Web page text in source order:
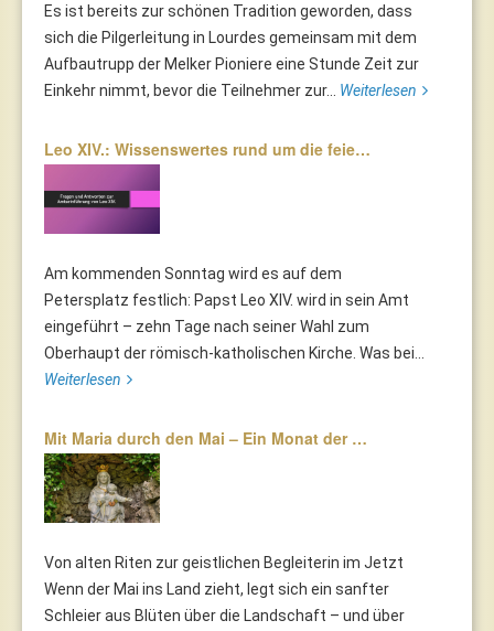
Es ist bereits zur schönen Tradition geworden, dass
sich die Pilgerleitung in Lourdes gemeinsam mit dem
Aufbautrupp der Melker Pioniere eine Stunde Zeit zur
Einkehr nimmt, bevor die Teilnehmer zur... Weiterlesen
Leo XIV.: Wissenswertes rund um die feie…
Am kommenden Sonntag wird es auf dem
Petersplatz festlich: Papst Leo XIV. wird in sein Amt
eingeführt – zehn Tage nach seiner Wahl zum
Oberhaupt der römisch-katholischen Kirche. Was bei...
Weiterlesen
Mit Maria durch den Mai – Ein Monat der …
Von alten Riten zur geistlichen Begleiterin im Jetzt
Wenn der Mai ins Land zieht, legt sich ein sanfter
Schleier aus Blüten über die Landschaft – und über